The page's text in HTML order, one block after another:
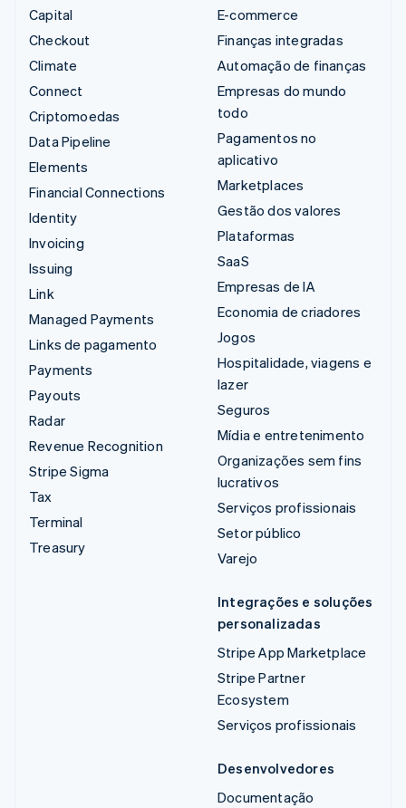
Capital
Checkout
Climate
Connect
Criptomoedas
Data Pipeline
Elements
Financial Connections
Identity
Invoicing
Issuing
Link
Managed Payments
Links de pagamento
Payments
Payouts
Radar
Revenue Recognition
Stripe Sigma
Tax
Terminal
Treasury
E-commerce
Finanças integradas
Automação de finanças
Empresas do mundo
todo
Pagamentos no
aplicativo
Marketplaces
Gestão dos valores
Plataformas
SaaS
Empresas de IA
Economia de criadores
Jogos
Hospitalidade, viagens e
lazer
Seguros
Mídia e entretenimento
Organizações sem fins
lucrativos
Serviços profissionais
Setor público
Varejo
Integrações e soluções
personalizadas
Stripe App Marketplace
Stripe Partner
Ecosystem
Serviços profissionais
Desenvolvedores
Documentação